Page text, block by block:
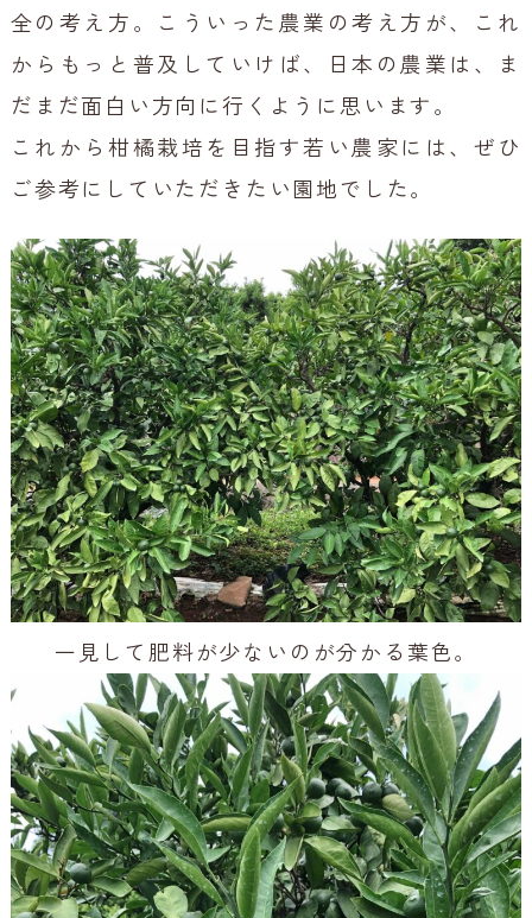
全の考え方。こういった農業の考え方が、これ
からもっと普及していけば、日本の農業は、ま
だまだ面白い方向に行くように思います。
これから柑橘栽培を目指す若い農家には、ぜひ
ご参考にしていただきたい園地でした。
一見して肥料が少ないのが分かる葉色。